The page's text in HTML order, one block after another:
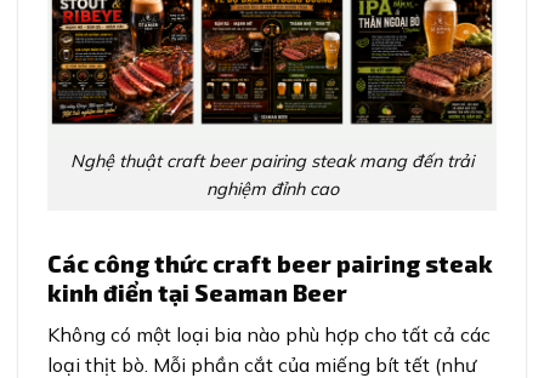
Nghệ thuật craft beer pairing steak mang đến trải
nghiệm đỉnh cao
Các công thức craft beer pairing steak
kinh điển tại Seaman Beer
Không có một loại bia nào phù hợp cho tất cả các
loại thịt bò. Mỗi phần cắt của miếng bít tết (như